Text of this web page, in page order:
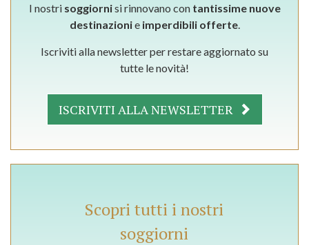
I nostri soggiornisi rinnovano con tantissime nuove
destinazionie imperdibili offerte.
Iscriviti alla newsletter per restare aggiornato su
tutte le novità!
ISCRIVITI ALLA NEWSLETTER
Scopri tutti i nostri
soggiorni